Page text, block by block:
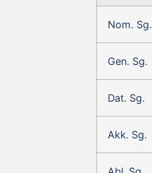
Nom. Sg.
Gen. Sg.
Dat. Sg.
Akk. Sg.